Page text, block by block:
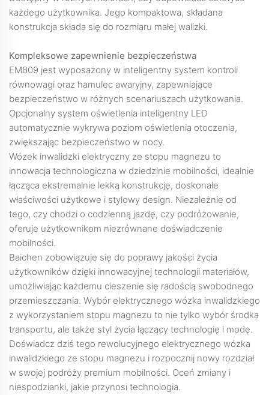
każdego użytkownika. Jego kompaktowa, składana
konstrukcja składa się do rozmiaru małej walizki.
Kompleksowe zapewnienie bezpieczeństwa
EM809 jest wyposażony w inteligentny system kontroli
równowagi oraz hamulec awaryjny, zapewniające
bezpieczeństwo w różnych scenariuszach użytkowania.
Opcjonalny system oświetlenia inteligentny LED
automatycznie wykrywa poziom oświetlenia otoczenia,
zwiększając bezpieczeństwo w nocy.
Wózek inwalidzki elektryczny ze stopu magnezu to
innowacja technologiczna w dziedzinie mobilności, idealnie
łącząca ekstremalnie lekką konstrukcję, doskonałe
właściwości użytkowe i stylowy design. Niezależnie od
tego, czy chodzi o codzienną jazdę, czy podróżowanie,
oferuje użytkownikom niezrównane doświadczenie
mobilności.
Baichen zobowiązuje się do poprawy jakości życia
użytkowników dzięki innowacyjnej technologii materiałów,
umożliwiając każdemu cieszenie się radością swobodnego
przemieszczania. Wybór elektrycznego wózka inwalidzkiego
z wykorzystaniem stopu magnezu to nie tylko wybór środka
transportu, ale także styl życia łączący technologię i modę.
Doświadcz dziś tego rewolucyjnego elektrycznego wózka
inwalidzkiego ze stopu magnezu i rozpocznij nowy rozdział
w swojej podróży premium mobilności. Oceń zmiany i
niespodzianki, jakie przynosi technologia.